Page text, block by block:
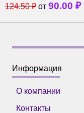
124.50₽ от 90.00 ₽
Информация
О компании
Контакты